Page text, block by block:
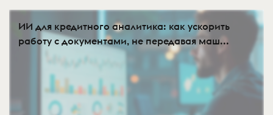
ИИ для кредитного аналитика: как ускорить
работу с документами, не передавая маш...